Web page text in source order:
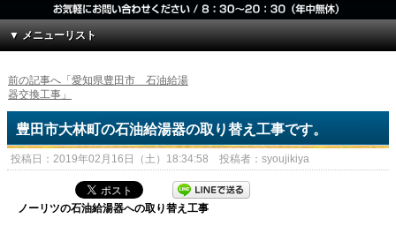
▼ メニューリスト
前の記事へ「愛知県豊田市 石油給湯
器交換工事」
豊田市大林町の石油給湯器の取り替え工事です。
投稿日：2019年02月16日（土）18:34:58 投稿者：syoujikiya
ノーリツの石油給湯器への取り替え工事